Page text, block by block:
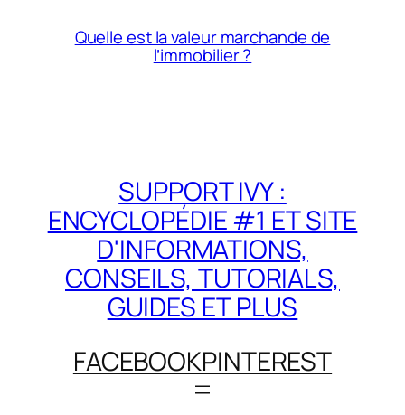
Quelle est la valeur marchande de
l’immobilier ?
SUPPORT IVY :
ENCYCLOPÉDIE #1 ET SITE
D'INFORMATIONS,
CONSEILS, TUTORIALS,
GUIDES ET PLUS
FACEBOOKPINTEREST